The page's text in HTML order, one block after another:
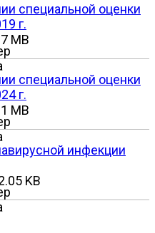
специальной оценки
г.
MB
специальной оценки
г.
MB
инфекции
KB